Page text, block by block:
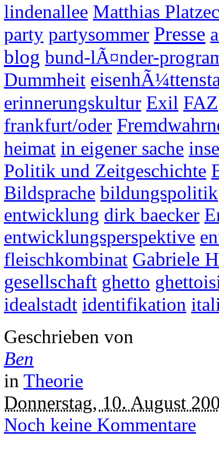
lindenallee Matthias
party partysommer Presse
blog bund-lÃ¤nder-
Dummheit
erinnerungskultur Exil FAZ
frankfurt/oder
heimat in eigener sache
Politik und Zeitgeschichte
Bildsprache bildungspolitik
entwicklung dirk baecker
entwicklungsperspektive
fleischkombinat Gabriele
gesellschaft ghetto
idealstadt identifikation
Geschrieben von
Ben
in Theorie
Donnerstag, 10. August
Noch keine Kommentare